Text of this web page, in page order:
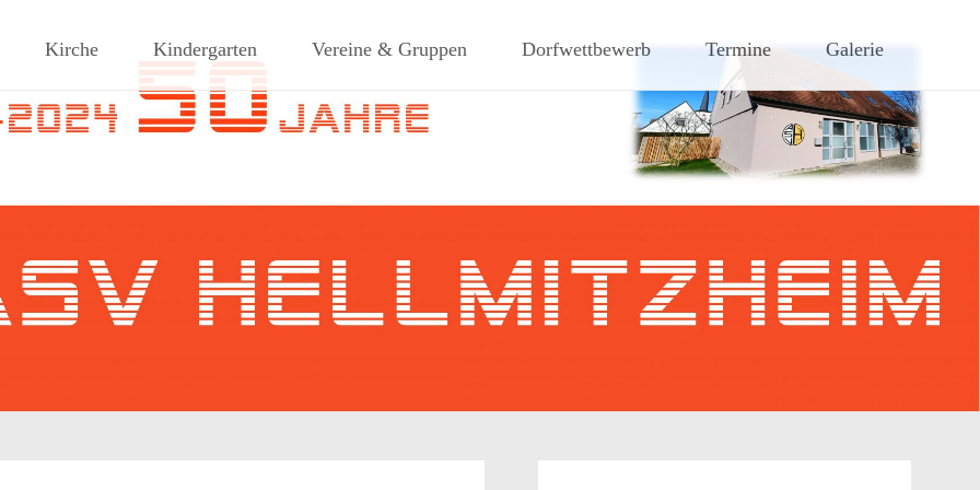
Dorf am Rande des südlichen Steigerwaldes
Kirche Kindergarten Vereine & Gruppen Dorfwettbewerb Termine Galerie